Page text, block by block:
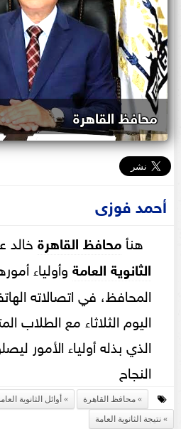
محافظ القاهرة
أحمد فوزى
هنأمحافظ القاهرةخالد
الثانوية العامة وأولياء
المحافظ، في اتصالاته
اليوم الثلاثاء مع الطلاب
الذي بذله أولياء الأمور
النجاح
محافظ القاهرة أوائل الثانوية
نتيجة الثانوية العامة